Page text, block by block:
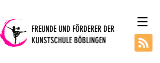
FREUNDE UND FÖRDERER DER
KUNSTSCHULE BÖBLINGEN